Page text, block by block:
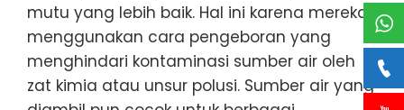
mutu yang lebih baik. Hal ini karena mereka
menggunakan cara pengeboran yang
menghindari kontaminasi sumber air oleh
zat kimia atau unsur polusi. Sumber air yang